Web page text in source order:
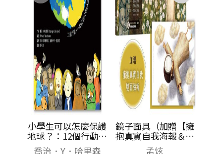
小學生可以怎麼保護
地球？：12個行動，
一起打造SDGs永續環
喬治．Y．哈里森
鏡子面具（加贈【擁
抱真實自我海報＆鐘
穎精彩導讀】）